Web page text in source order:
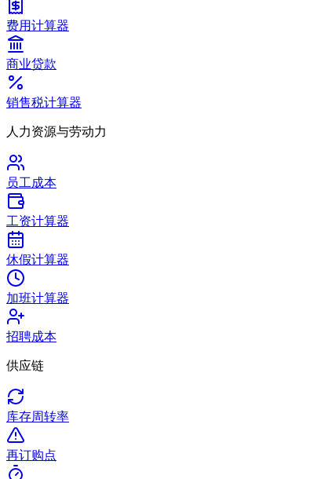
费用计算器
商业贷款
销售税计算器
人力资源与劳动力
员工成本
工资计算器
休假计算器
加班计算器
招聘成本
供应链
库存周转率
再订购点